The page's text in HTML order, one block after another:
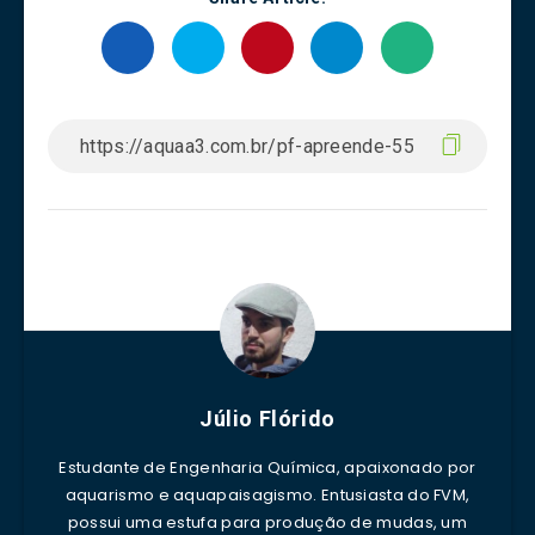
Júlio Flórido
Estudante de Engenharia Química, apaixonado por
aquarismo e aquapaisagismo. Entusiasta do FVM,
possui uma estufa para produção de mudas, um